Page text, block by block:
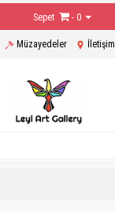
Sepet - 0
Müzayedeler İletişim